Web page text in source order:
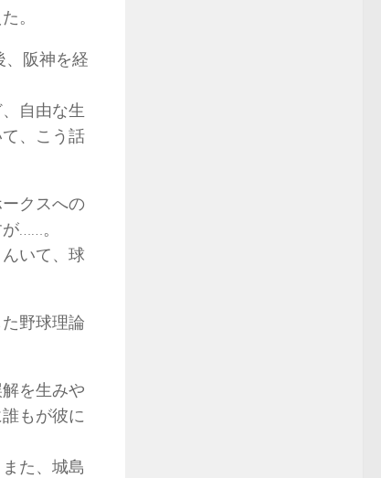
。
、阪神を経
自由な生
、こう話
クスへの
……。
いて、球
野球理論
を生みや
もが彼に
た、城島